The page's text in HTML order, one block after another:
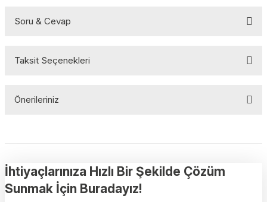
Soru & Cevap
Taksit Seçenekleri
Önerileriniz
Görüş ve önerileriniz için teşekkür ederiz.
Ürün resmi kalitesiz, bozuk veya görüntülenemiyor.
İhtiyaçlarınıza Hızlı Bir Şekilde Çözüm
Sunmak İçin Buradayız!